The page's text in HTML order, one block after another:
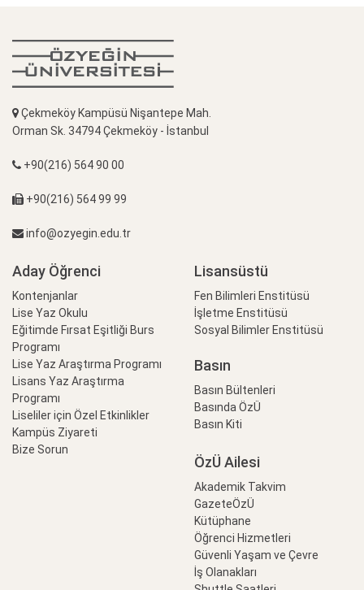
Çekmeköy Kampüsü Nişantepe Mah.
Orman Sk. 34794 Çekmeköy - İstanbul
+90(216) 564 90 00
+90(216) 564 99 99
info@ozyegin.edu.tr
Aday Öğrenci
Kontenjanlar
Lise Yaz Okulu
Eğitimde Fırsat Eşitliği Burs
Programı
Lise Yaz Araştırma Programı
Lisans Yaz Araştırma
Programı
Liseliler için Özel Etkinlikler
Kampüs Ziyareti
Bize Sorun
Lisansüstü
Fen Bilimleri Enstitüsü
İşletme Enstitüsü
Sosyal Bilimler Enstitüsü
Basın
Basın Bültenleri
Basında ÖzÜ
Basın Kiti
ÖzÜ Ailesi
Akademik Takvim
GazeteÖzÜ
Kütüphane
Öğrenci Hizmetleri
Güvenli Yaşam ve Çevre
İş Olanakları